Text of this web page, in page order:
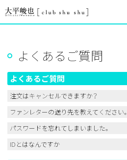
よくあるご質問
よくあるご質問
注文はキャンセルできますか？
ファンレターの送り先を教えてください。
パスワードを忘れてしまいました。
IDとはなんですか